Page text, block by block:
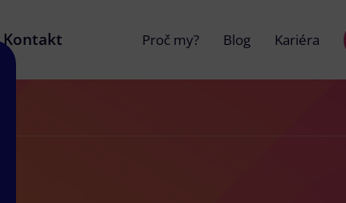
Kontakt Proč my? Blog Kariéra